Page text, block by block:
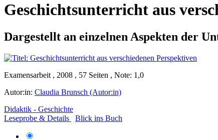
Geschichtsunterricht aus
Dargestellt an einzelnen Aspekten der
Examensarbeit , 2008 , 57 Seiten , Note: 1,0
Autor:in: Claudia Brunsch (Autor:in)
Didaktik - Geschichte
Leseprobe & Details
Blick ins Buch